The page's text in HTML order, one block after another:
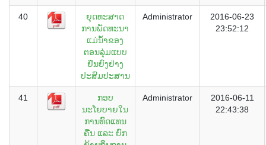
40
ຍຸດທະສາດ
ການພັດທະນາ
ແມ່ນໍ້າຂອງ
ຕອນລຸ່ມແບບ
ຍືນຍົງຢ່າງ
ປະສົມປະສານ
Administrator
2016-06-23
23:52:12
41
ກອບ
ນະໂຍບາຍໃນ
ການທົດແທນ
ຄືນ ແລະ ຍົກ
Administrator
2016-06-11
22:43:38